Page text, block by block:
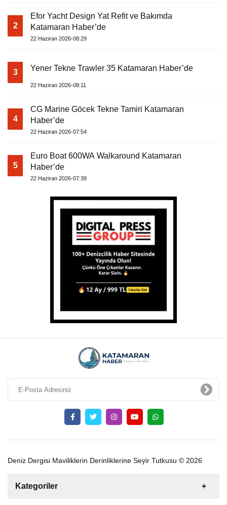
2
Efor Yacht Design Yat Refit ve Bakımda
Katamaran Haber’de
22 Haziran 2026-08:29
3 Yener Tekne Trawler 35 Katamaran Haber’de
22 Haziran 2026-08:11
4
CG Marine Göcek Tekne Tamiri Katamaran
Haber’de
22 Haziran 2026-07:54
5
Euro Boat 600WA Walkaround Katamaran
Haber’de
22 Haziran 2026-07:39
Deniz Dergisi Maviliklerin Derinliklerine Seyir Tutkusu © 2026
Kategoriler